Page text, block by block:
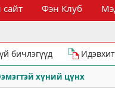
сайт Фэн Клуб
бичлэгүүд
хүний цүнх